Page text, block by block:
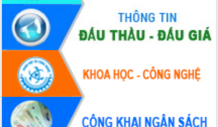
Đẩy mạnh cải cách hành chính, quyết
tâm đạt được mục tiêu tăng trưởng
hai con số trong năm 2026
Tổ chức trang trọng Lễ hội Đền thờ
Lương Văn Chánh năm 2026
Phó Bí thư Tỉnh ủy Đắk Lắk Đỗ Hữu
Huy giữ chức Bí thư Đảng ủy Ủy Ban
Nhân dân tỉnh
Bệnh án điện tử thúc đẩy chuyển đổi
số y tế tại Đắk Lắk
Chuyển đổi số thư viện: Mở rộng
không gian tri thức trong thời đại số